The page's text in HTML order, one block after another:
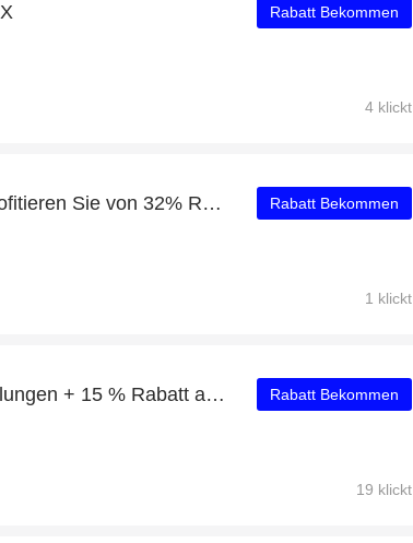
Rabatt Bekommen
4 klickt
ARMANI COLLEZIONI: Profitieren Sie von 32% Rabatt auf Ihren Einkauf Rabatt Bekommen
1 klickt
10% Rabatt auf alle Bestellungen + 15 % Rabatt auf CINQUE Rabatt Bekommen
19 klickt